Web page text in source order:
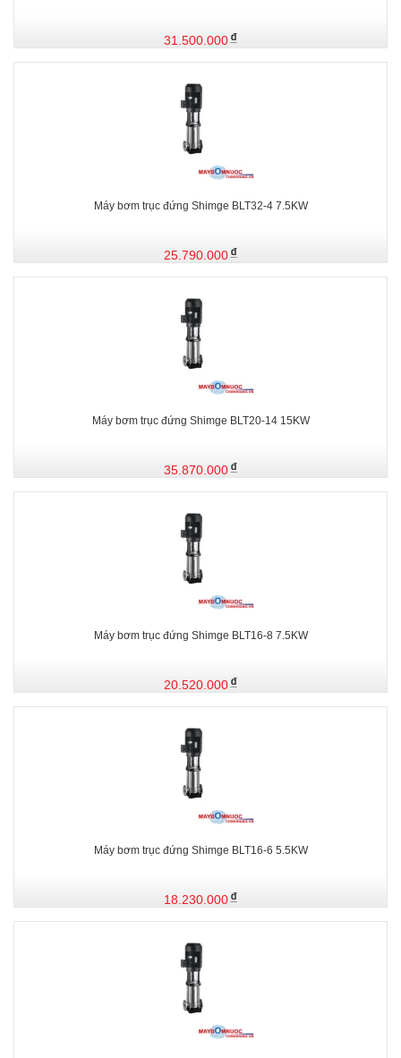
31.500.000
Máy bơm trục đứng Shimge BLT32-4 7.5KW
25.790.000
Máy bơm trục đứng Shimge BLT20-14 15KW
35.870.000
Máy bơm trục đứng Shimge BLT16-8 7.5KW
20.520.000
Máy bơm trục đứng Shimge BLT16-6 5.5KW
18.230.000